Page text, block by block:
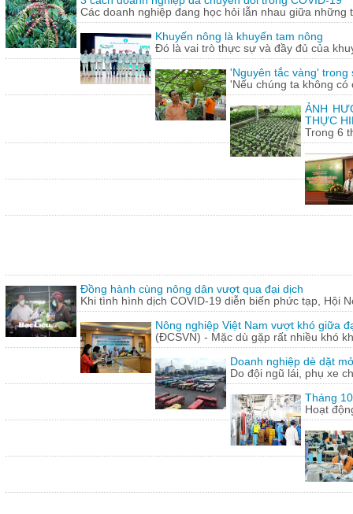
Các doanh nghiệp đang học hỏi lẫn nhau giữa những
Khuyến nông là khuyến tam nông
Đó là vai trò thực sự và đầy đủ của
'Nguyên tắc vàng' trong
'Nếu chúng ta không
ẢNH
THỰC
Trong 6
Đồng hành cùng nông dân vượt qua đại dịch
Khi tình hình dịch COVID-19 diễn biến phức tạp, Hội
Nông nghiệp Việt Nam vượt khó giữa
(ĐCSVN) - Mặc dù gặp rất nhiều khó
Doanh nghiệp dè dặt
Do đội ngũ lái, phụ xe
Tháng
Hoạt